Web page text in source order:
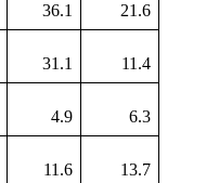
36.1 21.6
31.1 11.4
4.9 6.3
11.6 13.7